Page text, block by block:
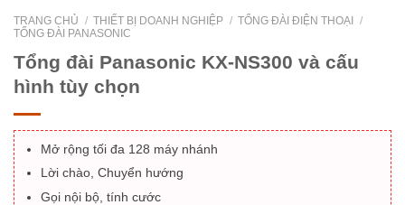
TRANG CHỦ / THIẾT BỊ DOANH NGHIỆP / TỔNG ĐÀI ĐIỆN THOẠI
/
TỔNG ĐÀI PANASONIC
Tổng đài Panasonic KX-NS300 và cấu
hình tùy chọn
Mở rộng tối đa 128 máy nhánh
Lời chào, Chuyển hướng
Gọi nội bộ, tính cước